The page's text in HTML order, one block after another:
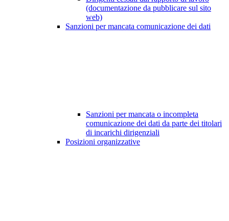
(documentazione da pubblicare sul sito
web)
Sanzioni per mancata comunicazione dei dati
Sanzioni per mancata o incompleta
comunicazione dei dati da parte dei titolari
di incarichi dirigenziali
Posizioni organizzative